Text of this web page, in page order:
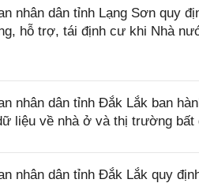
nhân dân tỉnh Lạng Sơn quy
hỗ trợ, tái định cư khi Nhà
nhân dân tỉnh Đắk Lắk ban
liệu về nhà ở và thị trường
nhân dân tỉnh Đắk Lắk quy